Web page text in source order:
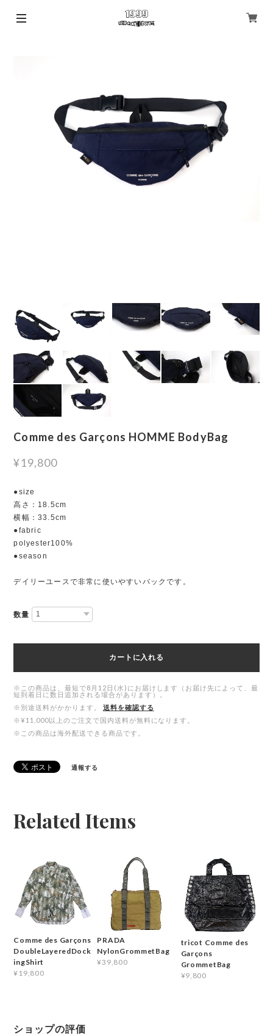
Comme des Garçons HOMME BodyBag
¥19,800
●size
高さ：18.5cm
横幅：33.5cm
●fabric
polyester100%
●season
デイリーユースで非常に使いやすいバックです。
数量
カートに入れる
※この商品は、最短で8月12日(水)にお届けします（お届け先によって、最
短到着日に数日追加される場合があります）。
※別途送料がかかります。
送料を確認する
※¥11,000以上のご注文で国内送料が無料になります。
※この商品は海外配送できる商品です。
通報する
Related Items
Comme des Garçons
DoubleLayeredDock
ingShirt
¥19,800
PRADA
NylonGrommetBag
¥39,800
tricot Comme des
Garçons
GrommetBag
¥9,800
ショップの評価